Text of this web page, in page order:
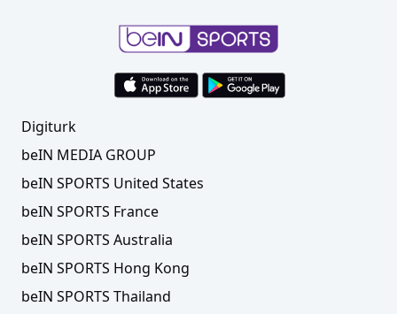
Digiturk
beIN MEDIA GROUP
beIN SPORTS United States
beIN SPORTS France
beIN SPORTS Australia
beIN SPORTS Hong Kong
beIN SPORTS Thailand